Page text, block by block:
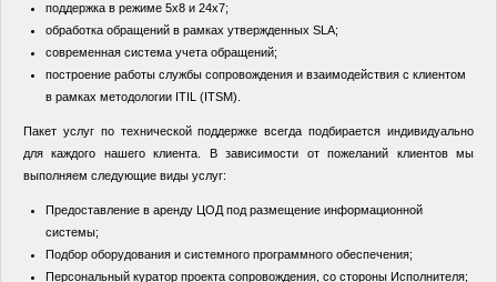
поддержка в режиме 5х8 и 24х7;
обработка обращений в рамках утвержденных SLA;
современная система учета обращений;
построение работы службы сопровождения и взаимодействия с клиентом
в рамках методологии ITIL (ITSM).
Пакет услуг по технической поддержке всегда подбирается индивидуально
для каждого нашего клиента. В зависимости от пожеланий клиентов мы
выполняем следующие виды услуг:
Предоставление в аренду ЦОД под размещение информационной
системы;
Подбор оборудования и системного программного обеспечения;
Персональный куратор проекта сопровождения, со стороны Исполнителя;